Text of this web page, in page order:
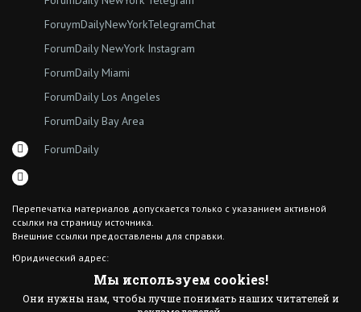
ForuymDailyNewYorkTelegramChat
ForumDaily NewYork Instagram
ForumDaily Miami
ForumDaily Los Angeles
ForumDaily Bay Area
ForumDaily
Перепечатка материалов допускается только с указанием активной
ссылки на страницу источника.
Внешние ссылки предоставлены для справки.
Юридический адрес:
Brooklyn NY 11204
© 2015 ForumDaily inc.
Мы используем cookies!
Они нужны нам, чтобы лучше понимать наших читателей и